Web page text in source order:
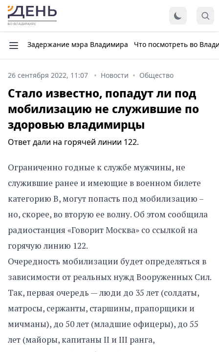
Задержание мэра Владимира Что посмотреть во
26 сентября 2022, 11:07 Новости Общество
Стало известно, попадут ли под
мобилизацию не служившие по
здоровью владимирцы
Ответ дали на горячей линии 122.
Ограниченно годные к службе мужчины, не
служившие ранее и имеющие в военном билете
категорию В, могут попасть под мобилизацию –
но, скорее, во вторую ее волну. Об этом сообщила
радиостанция «Говорит Москва» со ссылкой на
горячую линию 122.
Очередность мобилизации будет определяться в
зависимости от реальных нужд Вооруженных Сил.
Так, первая очередь — люди до 35 лет (солдаты,
матросы, сержанты, старшины, прапорщики и
мичманы), до 50 лет (младшие офицеры), до 55
лет (майоры, капитаны II и III ранга,